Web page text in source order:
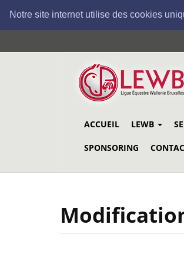
Notre site internet utilise des cookies
au
ACCUEIL LEWB
SPONSORING